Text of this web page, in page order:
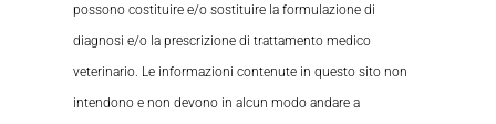
possono costituire e/o sostituire la formulazione di
diagnosi e/o la prescrizione di trattamento medico
veterinario. Le informazioni contenute in questo sito non
intendono e non devono in alcun modo andare a